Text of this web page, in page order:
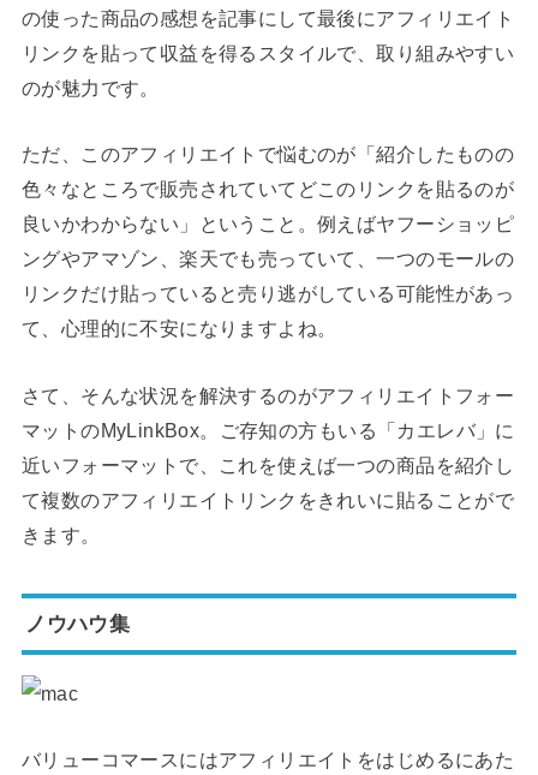
の使った商品の感想を記事にして最後にアフィリエイト
リンクを貼って収益を得るスタイルで、取り組みやすい
のが魅力です。
ただ、このアフィリエイトで悩むのが「紹介したものの
色々なところで販売されていてどこのリンクを貼るのが
良いかわからない」ということ。例えばヤフーショッピ
ングやアマゾン、楽天でも売っていて、一つのモールの
リンクだけ貼っていると売り逃がしている可能性があっ
て、心理的に不安になりますよね。
さて、そんな状況を解決するのがアフィリエイトフォー
マットのMyLinkBox。ご存知の方もいる「カエレバ」に
近いフォーマットで、これを使えば一つの商品を紹介し
て複数のアフィリエイトリンクをきれいに貼ることがで
きます。
ノウハウ集
バリューコマースにはアフィリエイトをはじめるにあた